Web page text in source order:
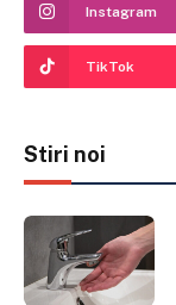
Instagram
TikTok
Stiri noi